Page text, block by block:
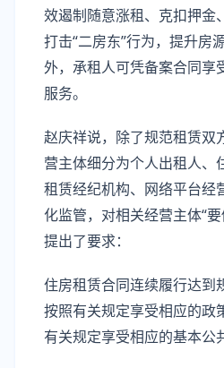
效遏制随意涨租、克扣押金
打击“二房东”行为，提升房
外，承租人可凭备案合同享
服务。
赵庆祥说，除了规范租赁双
营主体细分为个人出租人、
租赁经纪机构、网络平台经
化监管，对相关经营主体“
提出了要求：
住房租赁合同连续履行达到
按照有关规定享受相应的政
有关规定享受相应的基本公